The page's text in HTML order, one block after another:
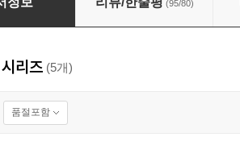
(95/80)
리즈 (5개)
품절포함